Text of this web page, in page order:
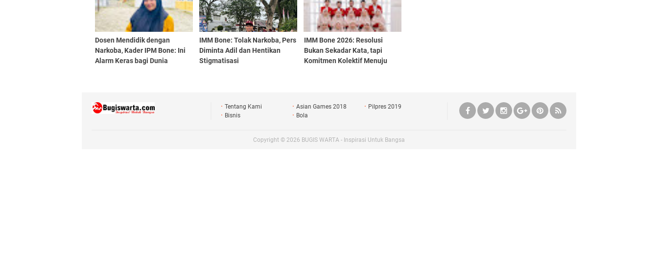
Dosen Mendidik dengan
Narkoba, Kader IPM Bone: Ini
Alarm Keras bagi Dunia
IMM Bone: Tolak Narkoba, Pers
Diminta Adil dan Hentikan
Stigmatisasi
IMM Bone 2026: Resolusi
Bukan Sekadar Kata, tapi
Komitmen Kolektif Menuju
Tentang Kami Asian Games 2018
Pilpres 2019
Bisnis
Bola
Copyright © 2026 BUGIS WARTA - Inspirasi Untuk Bangsa